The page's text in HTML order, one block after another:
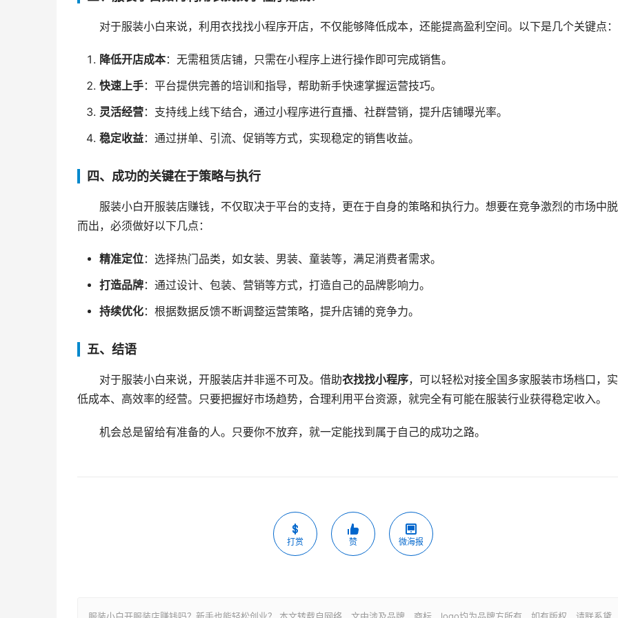
对于服装小白来说，利用衣找找小程序开店，不仅能够降低成本，还能提高盈利空间。以下是几个关键点：
降低开店成本：无需租赁店铺，只需在小程序上进行操作即可完成销售。
快速上手：平台提供完善的培训和指导，帮助新手快速掌握运营技巧。
灵活经营：支持线上线下结合，通过小程序进行直播、社群营销，提升店铺曝光率。
稳定收益：通过拼单、引流、促销等方式，实现稳定的销售收益。
四、成功的关键在于策略与执行
服装小白开服装店赚钱，不仅取决于平台的支持，更在于自身的策略和执行力。想要在竞争激烈的市场中
而出，必须做好以下几点：
精准定位：选择热门品类，如女装、男装、童装等，满足消费者需求。
打造品牌：通过设计、包装、营销等方式，打造自己的品牌影响力。
持续优化：根据数据反馈不断调整运营策略，提升店铺的竞争力。
五、结语
对于服装小白来说，开服装店并非遥不可及。借助衣找找小程序，可以轻松对接全国多家服装市场档口，
低成本、高效率的经营。只要把握好市场趋势，合理利用平台资源，就完全有可能在服装行业获得稳定收入。
机会总是留给有准备的人。只要你不放弃，就一定能找到属于自己的成功之路。
打赏 赞 微海报